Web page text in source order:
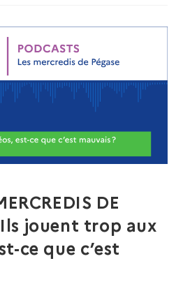
DE
Ils jouent trop aux
ce que c’est